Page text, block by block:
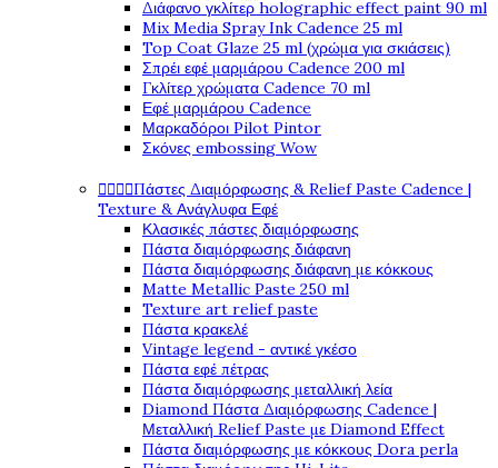
Διάφανο γκλίτερ holographic effect paint 90 ml
Mix Media Spray Ink Cadence 25 ml
Top Coat Glaze 25 ml (χρώμα για σκιάσεις)
Σπρέι εφέ μαρμάρου Cadence 200 ml
Γκλίτερ χρώματα Cadence 70 ml
Εφέ μαρμάρου Cadence
Μαρκαδόροι Pilot Pintor
Σκόνες embossing Wow
Πάστες Διαμόρφωσης & Relief Paste Cadence |
Texture & Ανάγλυφα Εφέ
Κλασικές πάστες διαμόρφωσης
Πάστα διαμόρφωσης διάφανη
Πάστα διαμόρφωσης διάφανη με κόκκους
Matte Metallic Paste 250 ml
Texture art relief paste
Πάστα κρακελέ
Vintage legend - αντικέ γκέσο
Πάστα εφέ πέτρας
Πάστα διαμόρφωσης μεταλλική λεία
Diamond Πάστα Διαμόρφωσης Cadence |
Μεταλλική Relief Paste με Diamond Effect
Πάστα διαμόρφωσης με κόκκους Dora perla